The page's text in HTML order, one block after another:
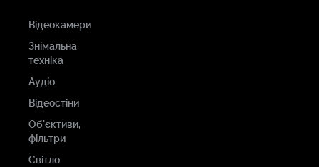
Відеокамери
Знімальна
техніка
Аудіо
Відеостіни
Об'єктиви,
фільтри
Світло